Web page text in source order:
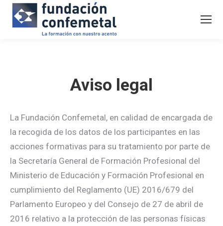
Aviso legal
La Fundación Confemetal, en calidad de encargada de
la recogida de los datos de los participantes en las
acciones formativas para su tratamiento por parte de
la Secretaría General de Formación Profesional del
Ministerio de Educación y Formación Profesional en
cumplimiento del Reglamento (UE) 2016/679 del
Parlamento Europeo y del Consejo de 27 de abril de
2016 relativo a la protección de las personas físicas